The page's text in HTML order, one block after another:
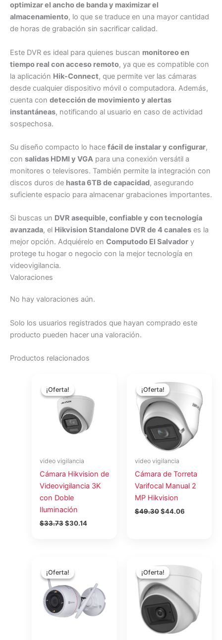
optimizar el ancho de banda y maximizar el
almacenamiento, lo que se traduce en una mayor cantidad
de horas de grabación sin sacrificar calidad.
Este DVR es ideal para quienes buscan monitoreo en
tiempo real con acceso remoto, ya que es compatible con
la aplicación Hik-Connect, que permite ver las cámaras
desde cualquier dispositivo móvil o computadora. Además,
cuenta con detección de movimiento y alertas
instantáneas, notificando al usuario en caso de actividad
sospechosa.
Su diseño compacto lo hace fácil de instalar y configurar,
con salidas HDMI y VGA para una conexión versátil a
monitores o televisores. También permite la integración con
discos duros de hasta 6TB de capacidad, asegurando
suficiente espacio para almacenar grabaciones importantes.
Si buscas un DVR asequible, confiable y con tecnología
avanzada, el Hikvision Standalone DVR de 4 canales es la
mejor opción. Adquiérelo en Computodo El Salvador y
protege tu hogar o negocio con la mejor tecnología en
videovigilancia.
Valoraciones
No hay valoraciones aún.
Solo los usuarios registrados que hayan comprado este
producto pueden hacer una valoración.
Productos relacionados
¡Oferta!
¡Oferta!
video vigilancia
Cámara Hikvision de
Videovigilancia 3K
con Doble
Iluminación
$33.73
precio
original
era:
$33.73.
$30.14
es:
$30.14.
¡Oferta!
¡Oferta!
video vigilancia
Cámara de Torreta
Varifocal Manual 2
MP Hikvision
$49.30
precio
original
era:
$49.30.
$44.06
precio
actual
es:
$44.06.
¡Oferta!
¡Oferta!precio
original
era:
$58.99.
es:
$52.72.
¡Oferta!
¡Oferta!precio
original
era:
$25.11.
precio
actual
$22.32.